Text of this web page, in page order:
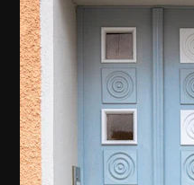
アイコン
3D モデル
フォント
最高のクリエイ
ットフォーム。
店、スタジオを
います。
日本語